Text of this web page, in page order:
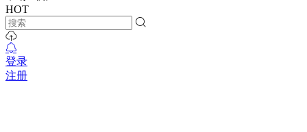
HOT
登录
注册